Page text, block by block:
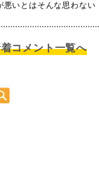
悪いとはそんな思わない
メント一覧へ